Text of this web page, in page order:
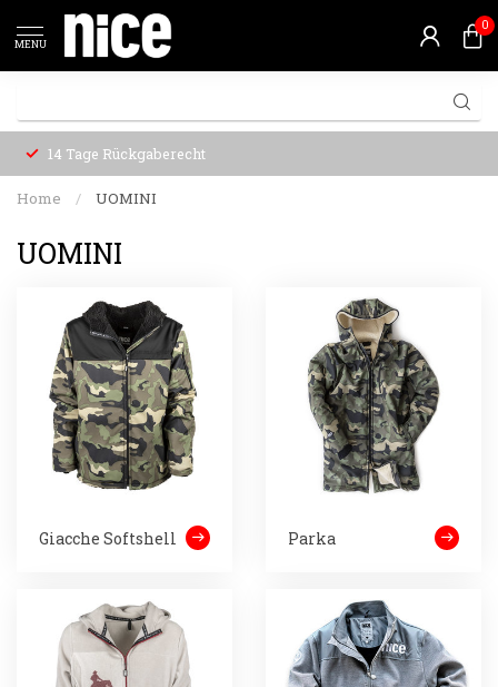
MENU
0
14 Tage Rückgaberecht
Home / UOMINI
UOMINI
Giacche Softshell Parka